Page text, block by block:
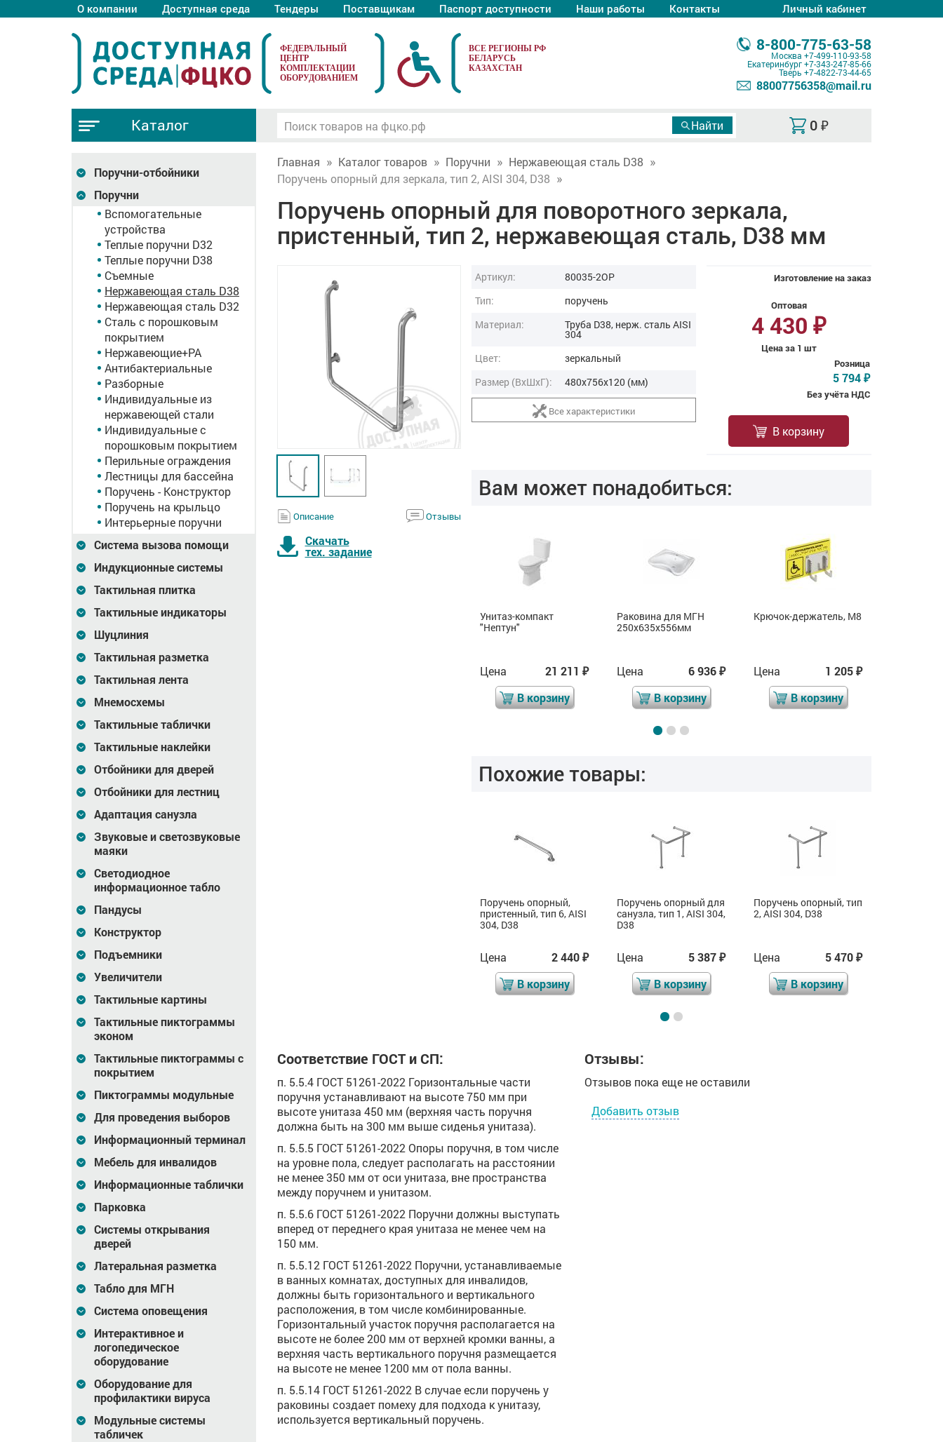
О компании Доступная среда Тендеры Поставщикам Паспорт доступности Наши работы Контакты Личный кабинет
ФЕДЕРАЛЬНЫЙ
ЦЕНТР
КОМПЛЕКТАЦИИ
ОБОРУДОВАНИЕМ
8-800-775-63-58
Москва +7-499-110-93-58
Екатеринбург+7-343-247-85-66
Тверь +7-4822-73-44-65
88007756358@mail.ru
0 ₽
Каталог
Поручни-отбойники
Поручни
Вспомогательные
устройства
Теплые поручни D32
Теплые поручни D38
Съемные
Нержавеющая сталь D38
Нержавеющая сталь D32
Сталь с порошковым
покрытием
Нержавеющие+PA
Антибактериальные
Разборные
Индивидуальные из
нержавеющей стали
Индивидуальные с
порошковым покрытием
Перильные ограждения
Лестницы для бассейна
Поручень - Конструктор
Поручень на крыльцо
Интерьерные поручни
Система вызова помощи
Индукционные системы
Тактильная плитка
Тактильные индикаторы
Шуцлиния
Тактильная разметка
Тактильная лента
Мнемосхемы
Тактильные таблички
Тактильные наклейки
Отбойники для дверей
Отбойники для лестниц
Адаптация санузла
Звуковые и светозвуковые
маяки
Светодиодное
информационное табло
Пандусы
Конструктор
Подъемники
Увеличители
Тактильные картины
Тактильные пиктограммы
эконом
Тактильные пиктограммы с
покрытием
Пиктограммы модульные
Для проведения выборов
Информационный терминал
Мебель для инвалидов
Информационные таблички
Парковка
Системы открывания
дверей
Латеральная разметка
Табло для МГН
Система оповещения
Интерактивное и
логопедическое
оборудование
Оборудование для
профилактики вируса
Модульные системы
табличек
Главная Каталог товаров Поручни
Нержавеющая сталь D38
Поручень опорный для зеркала, тип 2, AISI 304, D38
Поручень опорный для поворотного зеркала,
пристенный, тип 2, нержавеющая сталь, D38 мм
Описание Отзывы
Скачать
тех. задание
Изготовление на заказ
Оптовая
4 430 ₽
Цена за 1 шт
Розница
5 794 ₽
Без учёта НДС
В корзину
Артикул:
80035-2OP
Тип:
поручень
Материал:
Труба D38, нерж. cталь AISI
304
Цвет:
зеркальный
Размер (ВxШxГ):
480x756x120 (мм)
Все характеристики
Вам может понадобиться:
Поручень опорный,
для зеркала,
пристенный, AISI, D38,
инд
В корзину
Накладка на поручень,
Унитаз-компакт
"Нептун"
Цена 21 211₽
В корзину
Раковина для МГН
250x635x556мм
Цена 6 936₽
В корзину
Крючок-держатель, М8
Цена 1 205₽
В корзину
Похожие товары:
Поручень опорный,
откидной, тип 2, AISI
304, D38
Цена 7 008
В корзину
Поручень опорный,
пристенный, тип 6, AISI
304, D38
Цена 2 440₽
В корзину
Поручень опорный для
санузла, тип 1, AISI 304,
D38
Цена 5 387₽
В корзину
Поручень опорный, тип
2, AISI 304, D38
Цена 5 470₽
В корзину
Соответствие ГОСТ и СП:
п. 5.5.4 ГОСТ 51261-2022 Горизонтальные части
поручня устанавливают на высоте 750 мм при
высоте унитаза 450 мм (верхняя часть поручня
должна быть на 300 мм выше сиденья унитаза).
п. 5.5.5 ГОСТ 51261-2022 Опоры поручня, в том числе
на уровне пола, следует располагать на расстоянии
не менее 350 мм от оси унитаза, вне пространства
между поручнем и унитазом.
п. 5.5.6 ГОСТ 51261-2022 Поручни должны выступать
вперед от переднего края унитаза не менее чем на
150 мм.
п. 5.5.12 ГОСТ 51261-2022 Поручни, устанавливаемые
в ванных комнатах, доступных для инвалидов,
должны быть горизонтального и вертикального
расположения, в том числе комбинированные.
Горизонтальный участок поручня располагается на
высоте не более 200 мм от верхней кромки ванны, а
верхняя часть вертикального поручня размещается
на высоте не менее 1200 мм от пола ванны.
п. 5.5.14 ГОСТ 51261-2022 В случае если поручень у
раковины создает помеху для подхода к унитазу,
используется вертикальный поручень.
Отзывы:
Отзывов пока еще не оставили
Добавить отзыв